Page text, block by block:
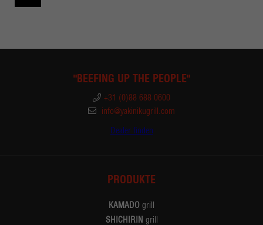
"BEEFING UP THE PEOPLE"
+31 (0)88 688 0600
info@yakinikugrill.com
Dealer finden
PRODUKTE
KAMADO grill
SHICHIRIN grill